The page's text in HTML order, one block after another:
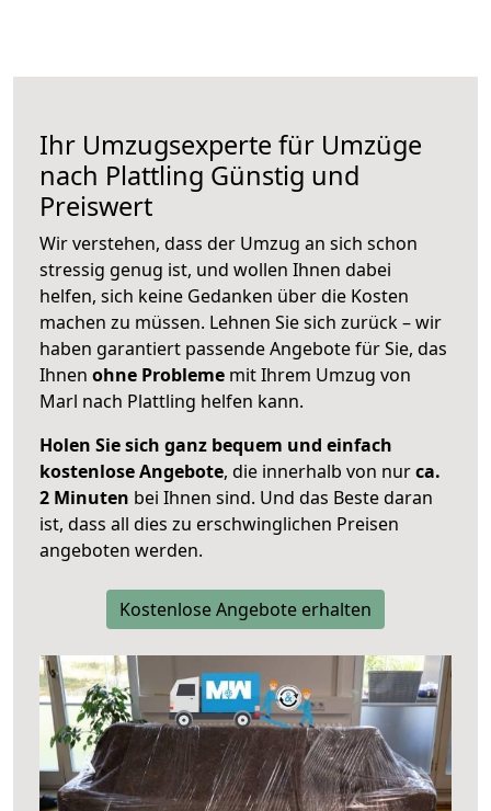
Ihr Umzugsexperte für Umzüge
nach Plattling Günstig und
Preiswert
Wir verstehen, dass der Umzug an sich schon
stressig genug ist, und wollen Ihnen dabei
helfen, sich keine Gedanken über die Kosten
machen zu müssen. Lehnen Sie sich zurück – wir
haben garantiert passende Angebote für Sie, das
Ihnen ohne Probleme mit Ihrem Umzug von
Marl nach Plattling helfen kann.
Holen Sie sich ganz bequem und einfach
kostenlose Angebote, die innerhalb von nurca.
2 Minuten bei Ihnen sind. Und das Beste daran
ist, dass all dies zu erschwinglichen Preisen
angeboten werden.
Kostenlose Angebote erhalten